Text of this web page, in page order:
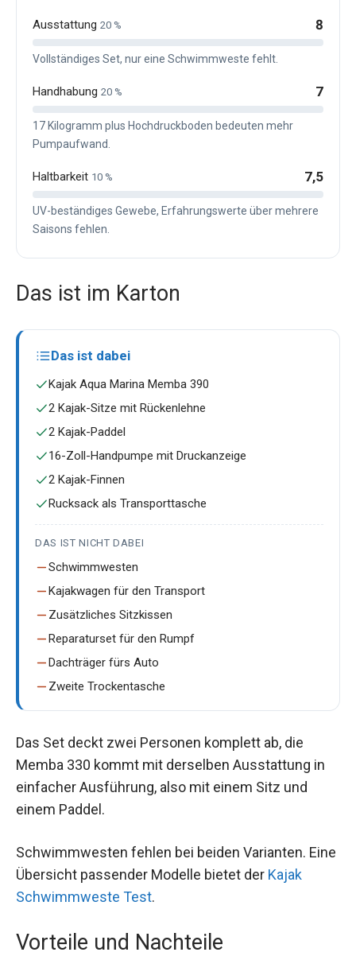
Ausstattung 20 % 8
Vollständiges Set, nur eine Schwimmweste fehlt.
Handhabung 20 % 7
17 Kilogramm plus Hochdruckboden bedeuten mehr
Pumpaufwand.
Haltbarkeit 10 % 7,5
UV-beständiges Gewebe, Erfahrungswerte über mehrere
Saisons fehlen.
Das ist im Karton
Das ist dabei
Kajak Aqua Marina Memba 390
2 Kajak-Sitze mit Rückenlehne
2 Kajak-Paddel
16-Zoll-Handpumpe mit Druckanzeige
2 Kajak-Finnen
Rucksack als Transporttasche
DAS IST NICHT DABEI
Schwimmwesten
Kajakwagen für den Transport
Zusätzliches Sitzkissen
Reparaturset für den Rumpf
Dachträger fürs Auto
Zweite Trockentasche
Das Set deckt zwei Personen komplett ab, die
Memba 330 kommt mit derselben Ausstattung in
einfacher Ausführung, also mit einem Sitz und
einem Paddel.
Schwimmwesten fehlen bei beiden Varianten. Eine
Übersicht passender Modelle bietet der Kajak
Schwimmweste Test.
Vorteile und Nachteile